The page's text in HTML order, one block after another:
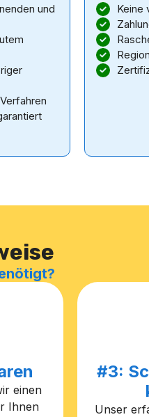
und
Keine
einen
Ihnen
#3:
Unser